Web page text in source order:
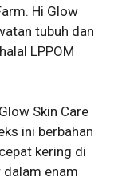
Hi Glow
tubuh dan
LPPOM
Skin Care
ini berbahan
kering di
dalam enam